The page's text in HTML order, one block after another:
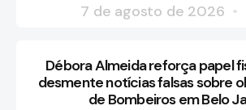
7 de agosto de 2026
Débora Almeida reforça papel
desmente notícias falsas sobre
de Bombeiros em Belo